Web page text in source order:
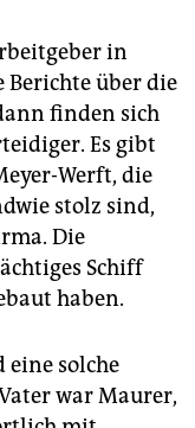
in
Berichte über die
finden sich
Es gibt
Werft, die
stolz sind,
Die
Schiff
haben.
eine solche
war Maurer,